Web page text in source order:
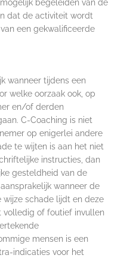
begeleiden van de
dat de activiteit wordt
een gekwalificeerde
wanneer tijdens een
welke oorzaak ook, op
en/of derden
C-Coaching is niet
op enigerlei andere
te wijten is aan het niet
instructies, dan
gesteldheid van de
wanneer de
schade lijdt en deze
volledig of foutief invullen
mensen is een
indicaties voor het